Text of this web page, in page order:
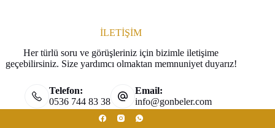
İLETİŞİM
Her türlü soru ve görüşleriniz için bizimle iletişime
geçebilirsiniz. Size yardımcı olmaktan memnuniyet duyarız!
Telefon:
0536 744 83 38
Email:
info@gonbeler.com